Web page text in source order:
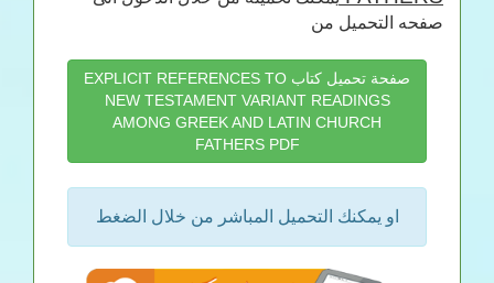
صفحه التحميل من
صفحة تحميل كتاب EXPLICIT REFERENCES TO
NEW TESTAMENT VARIANT READINGS
AMONG GREEK AND LATIN CHURCH
FATHERS PDF
او يمكنك التحميل المباشر من خلال الضغط